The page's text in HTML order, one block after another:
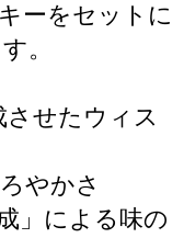
ーをセットに
。
せたウィス
やかさ
」による味の